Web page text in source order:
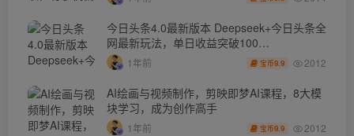
今日头条4.0最新版本 Deepseek+今日头条全
网最新玩法，单日收益突破100…
1年前 宝币9.9 2012
AI绘画与视频制作，剪映即梦AI课程，8大模
块学习，成为创作高手
1年前 宝币9.9 2012